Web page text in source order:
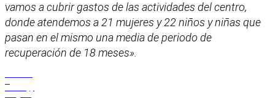
vamos a cubrir gastos de las actividades del centro,
donde atendemos a 21 mujeres y 22 niños y niñas que
pasan en el mismo una media de periodo de
recuperación de 18 meses».